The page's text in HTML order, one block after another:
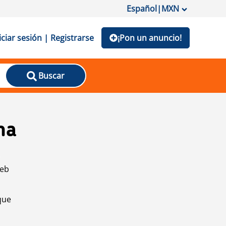
Español|MXN
sesión | Registrarse ¡Pon un anuncio!
Buscar